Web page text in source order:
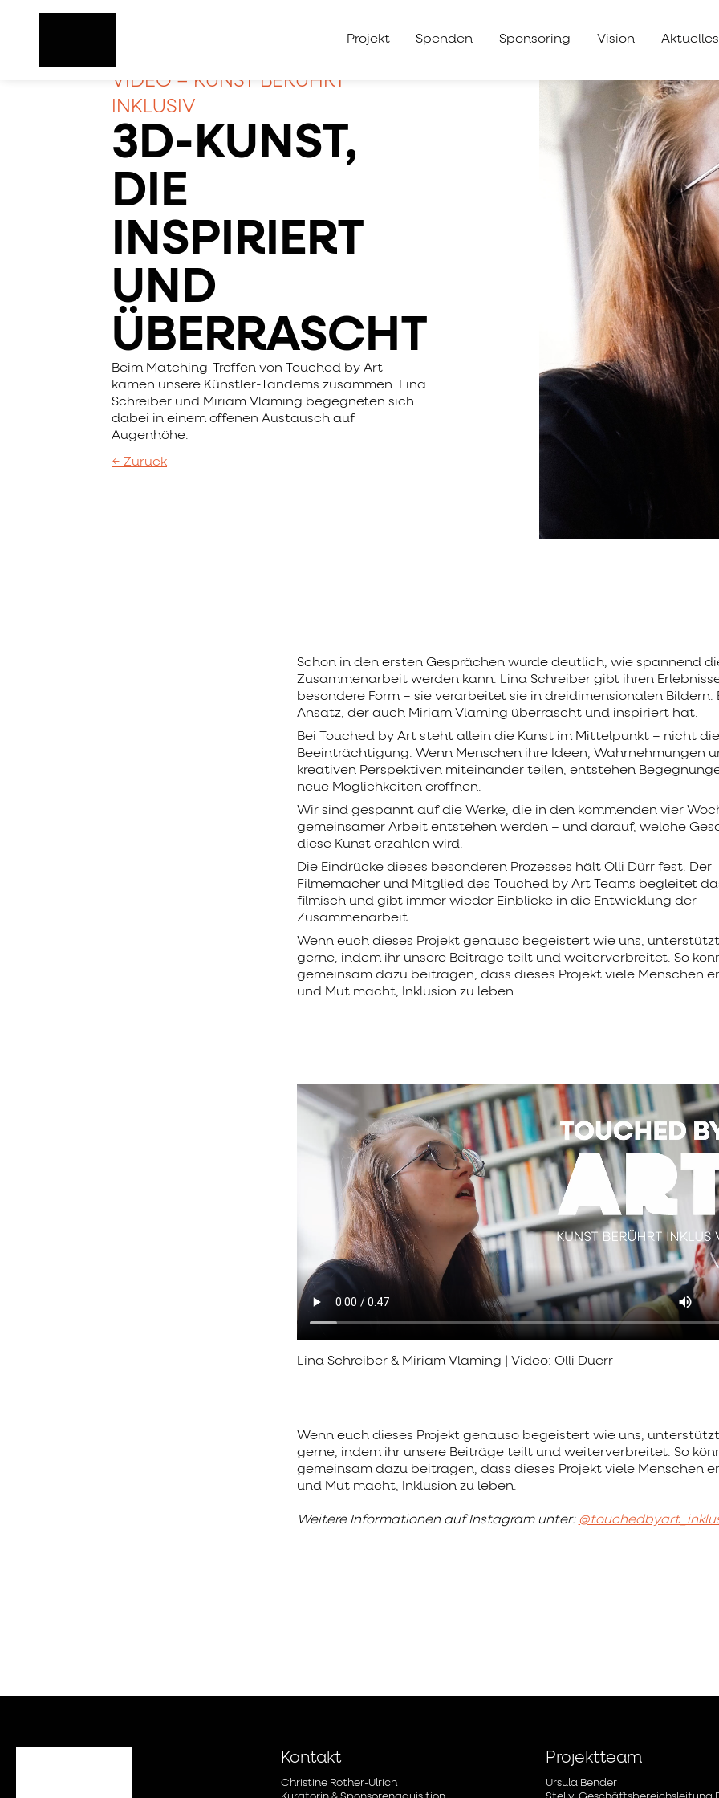
Projekt Spenden Sponsoring Vision Aktuelles
VIDEO – KUNST BERÜHRT
INKLUSIV
3D-KUNST,
DIE
INSPIRIERT
UND
ÜBERRASCHT
Beim Matching-Treffen von Touched by Art
kamen unsere Künstler-Tandems zusammen. Lina
Schreiber und Miriam Vlaming begegneten sich
dabei in einem offenen Austausch auf
Augenhöhe.
← Zurück
Schon in den ersten Gesprächen wurde deutlich, wie spannend
Zusammenarbeit werden kann. Lina Schreiber gibt ihren
besondere Form – sie verarbeitet sie in dreidimensionalen Bildern.
Ansatz, der auch Miriam Vlaming überrascht und inspiriert hat.
Bei Touched by Art steht allein die Kunst im Mittelpunkt – nicht die
Beeinträchtigung. Wenn Menschen ihre Ideen, Wahrnehmungen
kreativen Perspektiven miteinander teilen, entstehen
neue Möglichkeiten eröffnen.
Wir sind gespannt auf die Werke, die in den kommenden vier
gemeinsamer Arbeit entstehen werden – und darauf, welche
diese Kunst erzählen wird.
Die Eindrücke dieses besonderen Prozesses hält Olli Dürr fest. Der
Filmemacher und Mitglied des Touched by Art Teams begleitet
filmisch und gibt immer wieder Einblicke in die Entwicklung der
Zusammenarbeit.
Wenn euch dieses Projekt genauso begeistert wie uns,
gerne, indem ihr unsere Beiträge teilt und weiterverbreitet. So
gemeinsam dazu beitragen, dass dieses Projekt viele Menschen
und Mut macht, Inklusion zu leben.
Lina Schreiber & Miriam Vlaming | Video: Olli Duerr
Wenn euch dieses Projekt genauso begeistert wie uns,
gerne, indem ihr unsere Beiträge teilt und weiterverbreitet. So
gemeinsam dazu beitragen, dass dieses Projekt viele Menschen
und Mut macht, Inklusion zu leben.
Weitere Informationen auf Instagram unter:
Kontakt
Christine Rother-Ulrich
Projektteam
Ursula Bender